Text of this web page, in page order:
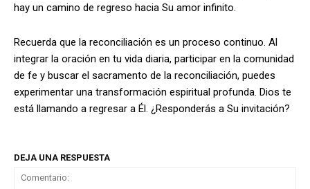
hay un camino de regreso hacia Su amor infinito.
Recuerda que la reconciliación es un proceso continuo. Al
integrar la oración en tu vida diaria, participar en la comunidad
de fe y buscar el sacramento de la reconciliación, puedes
experimentar una transformación espiritual profunda. Dios te
está llamando a regresar a Él. ¿Responderás a Su invitación?
DEJA UNA RESPUESTA